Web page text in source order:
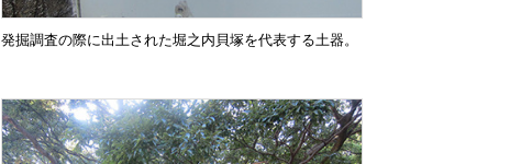
発掘調査の際に出土された堀之内貝塚を代表する土器。